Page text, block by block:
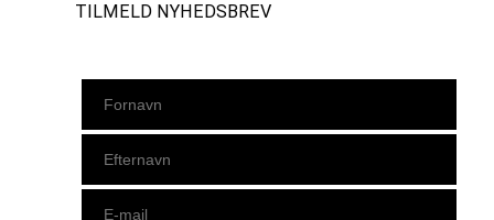
TILMELD NYHEDSBREV